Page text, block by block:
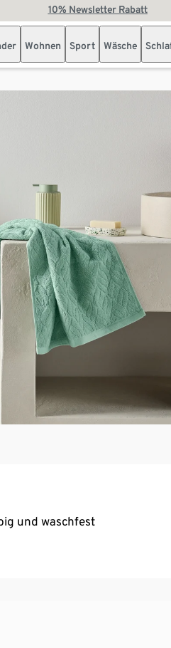
10% Newsletter Rabatt
Wohnen Sport Wäsche
und waschfest